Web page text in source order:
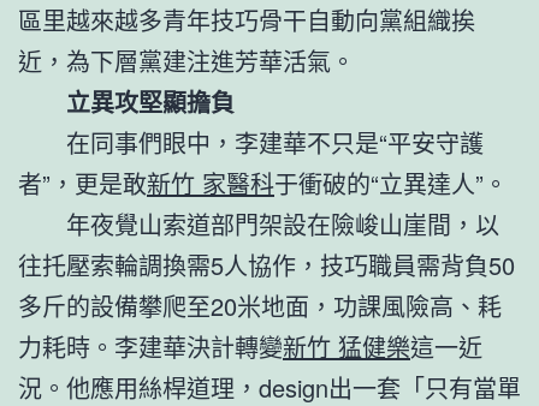
區里越來越多青年技巧骨干自動向黨組織挨
近，為下層黨建注進芳華活氣。
立異攻堅顯擔負
在同事們眼中，李建華不只是“平安守護
者”，更是敢新竹 家醫科于衝破的“立異達人”。
年夜覺山索道部門架設在險峻山崖間，以
往托壓索輪調換需5人協作，技巧職員需背負50
多斤的設備攀爬至20米地面，功課風險高、耗
力耗時。李建華決計轉變新竹 猛健樂這一近
況。他應用絲桿道理，design出一套「只有當單